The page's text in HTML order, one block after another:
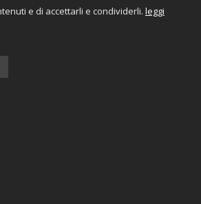
e di accettarli e condividerli. leggi